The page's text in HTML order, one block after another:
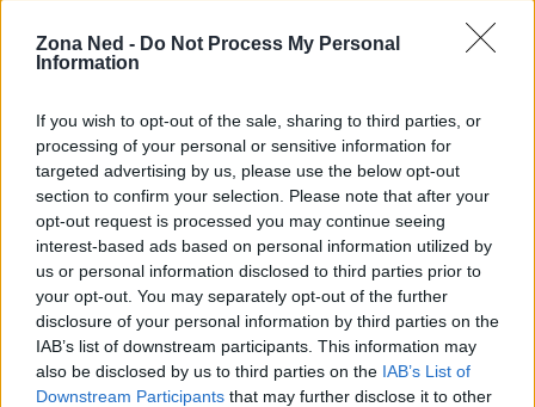
Zona Ned - Do Not Process My Personal
Information
If you wish to opt-out of the sale, sharing to third parties, or
processing of your personal or sensitive information for
targeted advertising by us, please use the below opt-out
section to confirm your selection. Please note that after your
opt-out request is processed you may continue seeing
interest-based ads based on personal information utilized by
us or personal information disclosed to third parties prior to
your opt-out. You may separately opt-out of the further
disclosure of your personal information by third parties on the
IAB’s list of downstream participants. This information may
also be disclosed by us to third parties on the IAB’s List of
Downstream Participants that may further disclose it to other
Formazione e consapevolezza
Questo articolo esplora le ultime novità e le
innovazioni che stanno plasmando il futuro della
tecnologia, analizzando anche l’impatto che queste
hanno sulla vita quotidiana e sul mercato globale.0
Staff